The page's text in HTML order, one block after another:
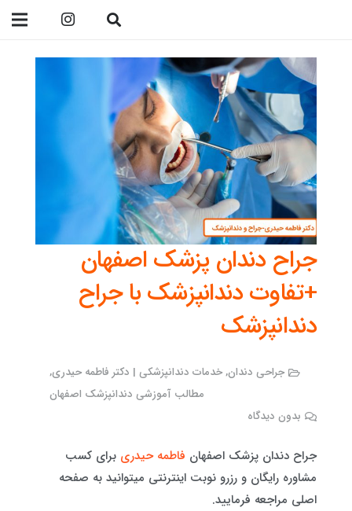
جراح دندان پزشک اصفهان
+تفاوت دندانپزشک با جراح
دندانپزشک
جراحی دندان,خدمات دندانپزشکی | دکتر فاطمه حیدری,
مطالب آموزشی دندانپزشک اصفهان
بدون دیدگاه
جراح دندان پزشک اصفهان فاطمه حیدری برای کسب
مشاوره رایگان و رزرو نوبت اینترنتی میتوانید به صفحه
اصلی مراجعه فرمایید.